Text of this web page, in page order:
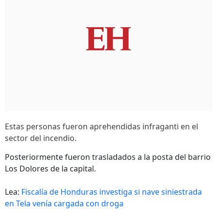
Estas personas fueron aprehendidas infraganti en el
sector del incendio.
Posteriormente fueron trasladados a la posta del barrio
Los Dolores de la capital.
Lea: Fiscalía de Honduras investiga si nave siniestrada
en Tela venía cargada con droga